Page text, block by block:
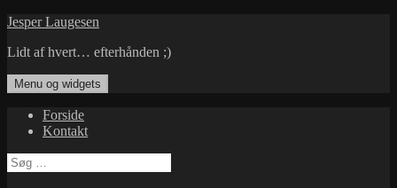
Hop
indhold
Jesper Laugesen
Lidt af hvert… efterhånden ;)
Menu og widgets
Forside
Kontakt
Søg
efter: